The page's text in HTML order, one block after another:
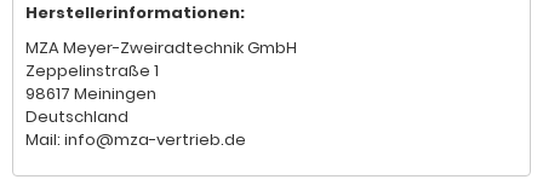
Herstellerinformationen:
MZA Meyer-Zweiradtechnik GmbH
Zeppelinstraße 1
98617 Meiningen
Deutschland
Mail: info@mza-vertrieb.de